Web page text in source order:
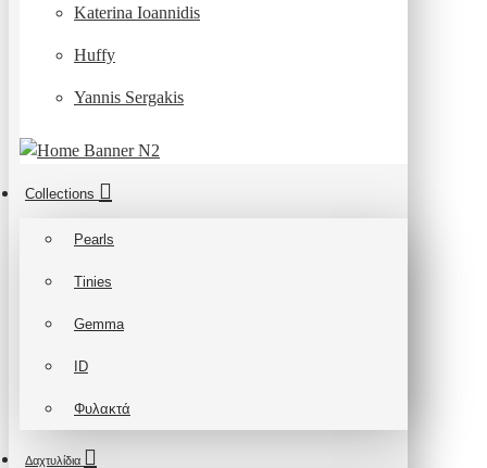
Katerina Ioannidis
Huffy
Yannis Sergakis
Collections
Pearls
Tinies
Gemma
ID
Φυλακτά
Δαχτυλίδια